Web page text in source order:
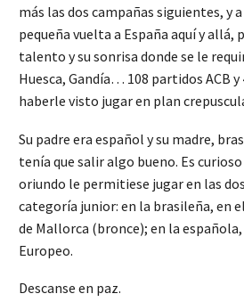
más las dos campañas siguientes, y
pequeña vuelta a España aquí y allá,
talento y su sonrisa donde se le
Huesca, Gandía… 108 partidos ACB
haberle visto jugar en plan
Su padre era español y su madre,
tenía que salir algo bueno. Es
oriundo le permitiese jugar en las
categoría junior: en la brasileña, en
de Mallorca (bronce); en la española,
Europeo.
Descanse en paz.